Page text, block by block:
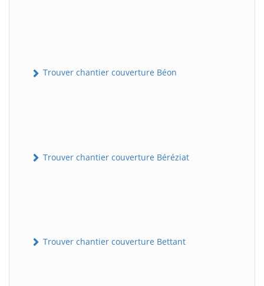
Trouver chantier couverture Béon
Trouver chantier couverture Béréziat
Trouver chantier couverture Bettant